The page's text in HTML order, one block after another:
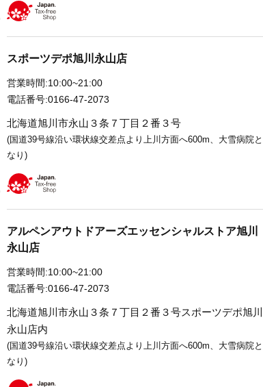
スポーツデポ旭川永山店
営業時間:10:00~21:00
電話番号:0166-47-2073
北海道旭川市永山３条７丁目２番３号
(国道39号線沿い環状線交差点より上川方面へ600m、大雪病院と
なり)
アルペンアウトドアーズエッセンシャルストア旭川
永山店
営業時間:10:00~21:00
電話番号:0166-47-2073
北海道旭川市永山３条７丁目２番３号スポーツデポ旭川
永山店内
(国道39号線沿い環状線交差点より上川方面へ600m、大雪病院と
なり)